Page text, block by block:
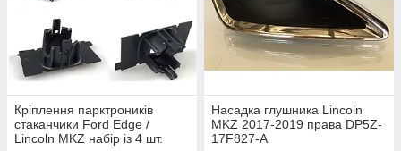
Кріплення парктроників
стаканчики Ford Edge /
Lincoln MKZ набір із 4 шт.
Насадка глушника Lincoln
MKZ 2017-2019 права DP5Z-
17F827-A